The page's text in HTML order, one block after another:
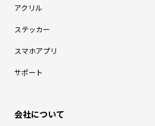
アクリル
ステッカー
スマホアプリ
サポート